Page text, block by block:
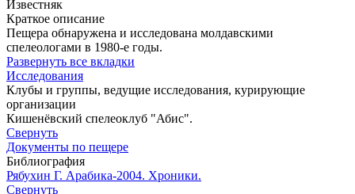
Известняк
Краткое описание
Пещера обнаружена и исследована молдавскими
спелеологами в 1980-е годы.
Развернуть все вкладки
Исследования
Клубы и группы, ведущие исследования, курирующие
организации
Кишенёвский спелеоклуб "Абис".
Свернуть
Документы по пещере
Библиография
Рябухин Г. Арабика-2004. Хроники.
Свернуть